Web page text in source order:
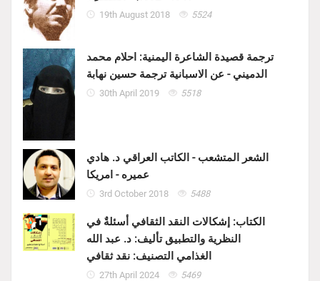
19th August 2018 5524
ترجمة قصيدة الشاعرة اليمنية: احلام محمد
الدميني - عن الاسبانية ترجمة حسين نهابة
30th April 2019 5518
الشعر المتشعب - الكاتب العراقي د. هادي
عميره - امريكا
3rd October 2018 5488
الكتاب: إشكالات النقد الثقافي أسئلةٌ في
النظرية والتطبيق تأليف: د. عبد الله
الغذامي التصنيف: نقد ثقافي
27th April 2024 5469